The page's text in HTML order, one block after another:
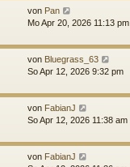
von Pan
Mo Apr 20, 2026 11:13 pm
von Bluegrass_63
So Apr 12, 2026 9:32 pm
von FabianJ
So Apr 12, 2026 11:38 am
von FabianJ